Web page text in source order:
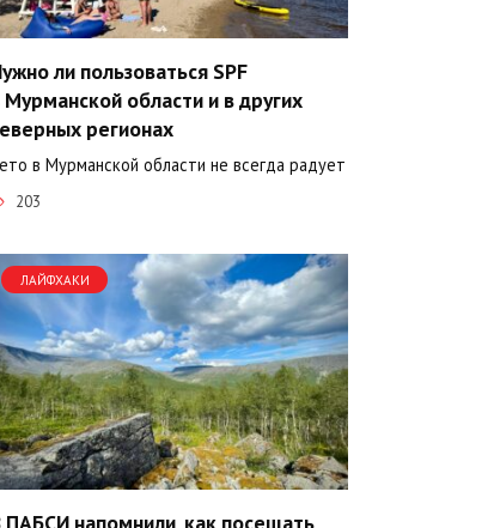
ли пользоваться SPF
Мурманской области и в других
регионах
в Мурманской области не всегда радует
203
ЛАЙФХАКИ